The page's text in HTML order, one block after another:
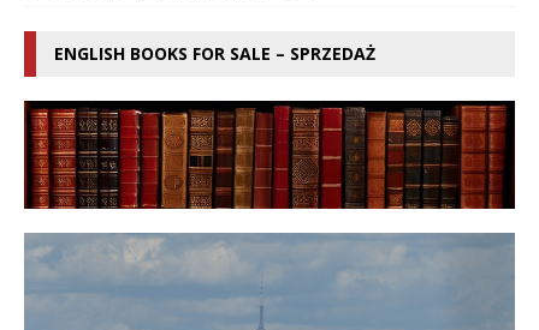
ENGLISH BOOKS FOR SALE – SPRZEDAŻ